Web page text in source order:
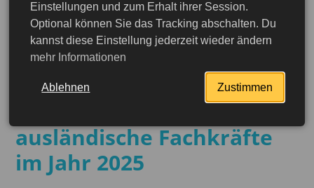
13.05.2025
Selbstständigkeit in
Deutschland: Neue Regeln
und Möglichkeiten für
ausländische Fachkräfte
im Jahr 2025
Einstellungen und zum Erhalt ihrer Session.
Optional können Sie das Tracking abschalten. Du
kannst diese Einstellung jederzeit wieder ändern
mehr Informationen
Ablehnen Zustimmen